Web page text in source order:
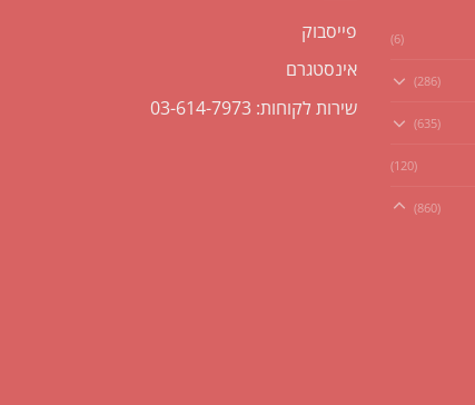
(6)
(286)
(635)
(120)
(860)
פייסבוק
אינסטגרם
שירות לקוחות: 03-614-7973